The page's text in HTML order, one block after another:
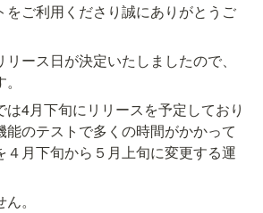
をご利用くださり誠にありがとうご
ース日が決定いたしましたので、
は4月下旬にリリースを予定しており
能のテストで多くの時間がかかって
４月下旬から５月上旬に変更する運
。